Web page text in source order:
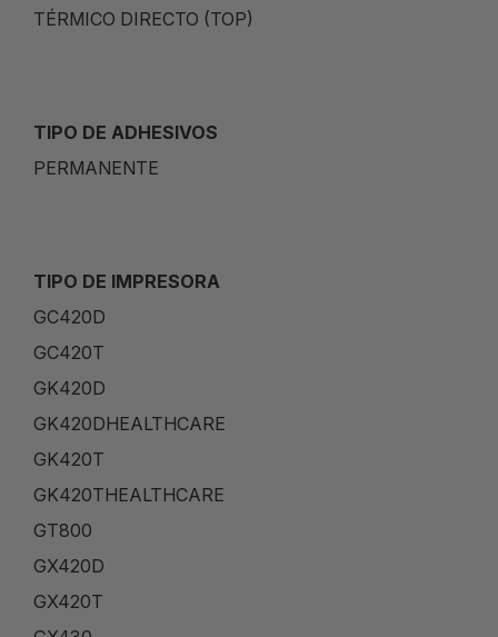
TÉRMICO DIRECTO (TOP)
TIPO DE ADHESIVOS
PERMANENTE
TIPO DE IMPRESORA
GC420D
GC420T
GK420D
GK420DHEALTHCARE
GK420T
GK420THEALTHCARE
GT800
GX420D
GX420T